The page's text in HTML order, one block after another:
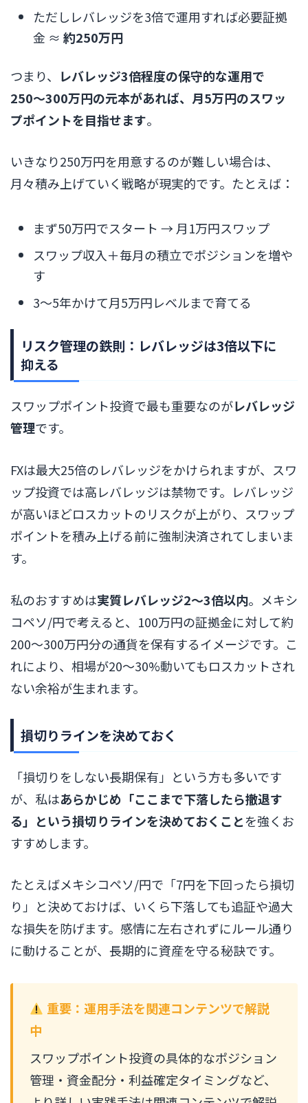
ただしレバレッジを3倍で運用すれば必要証拠
金 ≈ 約250万円
つまり、
レバレッジ3倍程度の保守的な運用で
250〜300万円の元本があれば、月5万円のスワッ
プポイントを目指せます。
いきなり250万円を用意するのが難しい場合は、
月々積み上げていく戦略が現実的です。たとえば：
まず50万円でスタート → 月1万円スワップ
スワップ収入＋毎月の積立でポジションを増や
す
3〜5年かけて月5万円レベルまで育てる
リスク管理の鉄則：レバレッジは3倍以下に
抑える
スワップポイント投資で最も重要なのがレバレッジ
管理です。
FXは最大25倍のレバレッジをかけられますが、スワ
ップ投資では高レバレッジは禁物です。レバレッジ
が高いほどロスカットのリスクが上がり、スワップ
ポイントを積み上げる前に強制決済されてしまいま
す。
私のおすすめは実質レバレッジ2〜3倍以内。メキシ
コペソ/円で考えると、100万円の証拠金に対して約
200〜300万円分の通貨を保有するイメージです。こ
れにより、相場が20〜30%動いてもロスカットされ
ない余裕が生まれます。
損切りラインを決めておく
「損切りをしない長期保有」という方も多いです
が、私はあらかじめ「ここまで下落したら撤退す
る」という損切りラインを決めておくことを強くお
すすめします。
たとえばメキシコペソ/円で「7円を下回ったら損切
り」と決めておけば、いくら下落しても追証や過大
な損失を防げます。感情に左右されずにルール通り
に動けることが、長期的に資産を守る秘訣です。
重要：運用手法を関連コンテンツで解説
中
スワップポイント投資の具体的なポジション
管理・資金配分・利益確定タイミングなど、